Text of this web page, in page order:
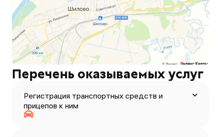
Перечень оказываемых услуг
Регистрация транспортных средств и
прицепов к ним